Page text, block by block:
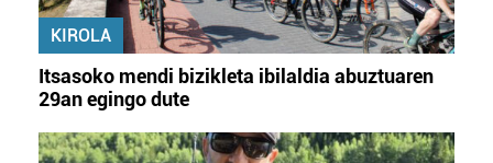
KIROLA
Itsasoko mendi bizikleta ibilaldia abuztuaren
29an egingo dute